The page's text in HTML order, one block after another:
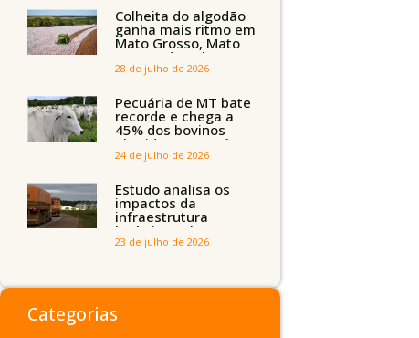
Tocantins, Maranhão
e Piauí
Colheita do algodão
ganha mais ritmo em
Mato Grosso, Mato
Grosso do Sul e
Maranhão
28 de julho de 2026
Pecuária de MT bate
recorde e chega a
45% dos bovinos
abatidos com até 24
meses
24 de julho de 2026
Estudo analisa os
impactos da
infraestrutura
logística sobre a
produção agrícola de
23 de julho de 2026
Categorias